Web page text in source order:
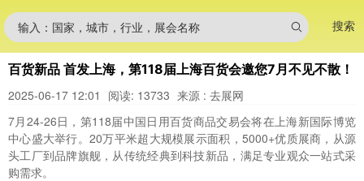
输入：国家，城市，行业，展会名称 搜索
百货新品 首发上海，第118届上海百货会邀您7月不见不散！
2025-06-17 12:01
阅读: 13733 来源 : 去展网
7月24-26日，第118届中国日用百货商品交易会将在上海新国际博览
中心盛大举行。20万平米超大规模展示面积，5000+优质展商，从源
头工厂到品牌旗舰，从传统经典到科技新品，满足专业观众一站式采
购需求。